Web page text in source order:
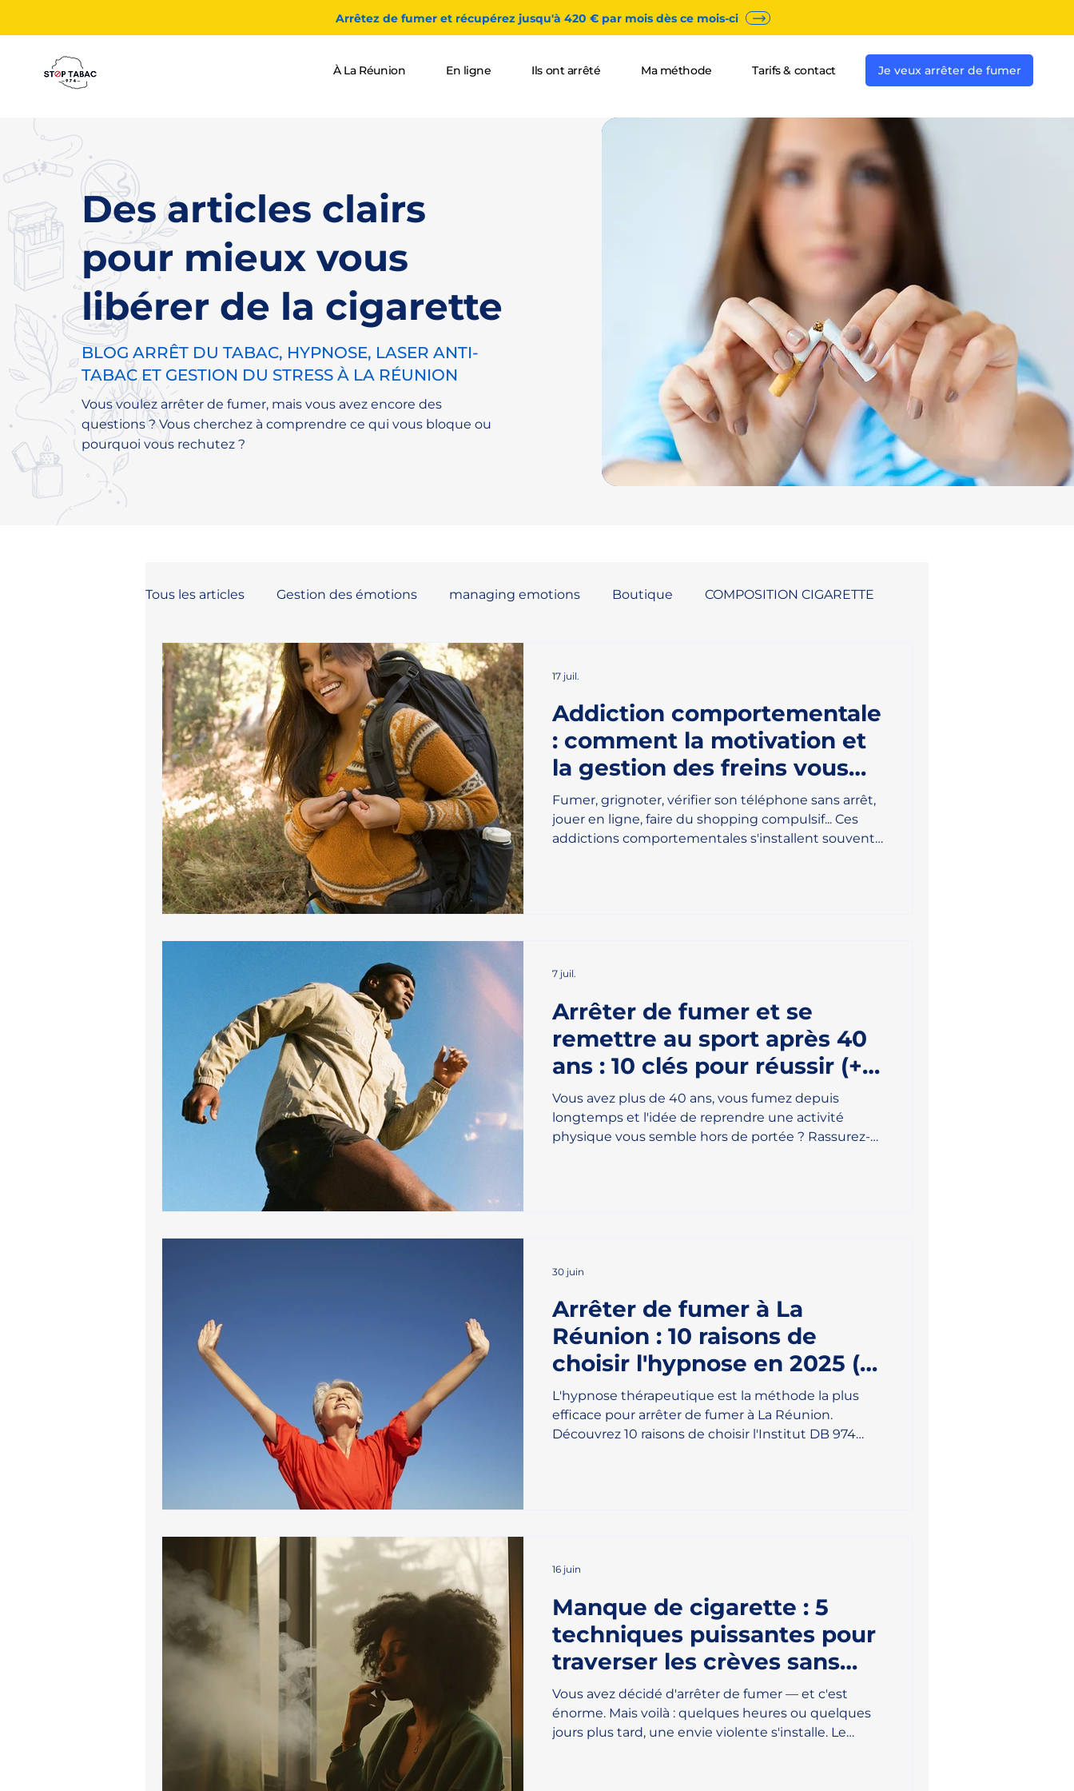
Arrêtez de fumer et récupérez jusqu'à 420 € par mois dès ce mois-ci
À La Réunion En ligne Ils ont arrêté Ma méthode Tarifs & contact Je veux arrêter de fumer
Des articles clairs
pour mieux vous
libérer de la cigarette
BLOG ARRÊT DU TABAC, HYPNOSE, LASER ANTI-
TABAC ET GESTION DU STRESS À LA RÉUNION
Vous voulez arrêter de fumer, mais vous avez encore des
questions ? Vous cherchez à comprendre ce qui vous bloque ou
pourquoi vous rechutez ?
Tous les articles Gestion des émotions managing emotions Boutique COMPOSITION CIGARETTE
Arrêt du tabac La Réunion
Addiction comportementale
: comment la motivation et
la gestion des freins vous
en libèrent durablement
Fumer, grignoter, vérifier son téléphone sans arrêt,
jouer en ligne, faire du shopping compulsif... Ces
addictions comportementales s'installent souvent
dépendance. 🧠 Comprendre l'addic
17 juil.
Arrêter de fumer et se
remettre au sport après 40
ans : 10 clés pour réussir (+
témoignages)
Vous avez plus de 40 ans, vous fumez depuis
longtemps et l'idée de reprendre une activité
physique vous semble hors de portée ? Rassurez-
après 40 ans : un tournant pour la s
7 juil.
Arrêter de fumer à La
Réunion : 10 raisons de
choisir l'hypnose en 2025 (+
témoignages)
L'hypnose thérapeutique est la méthode la plus
efficace pour arrêter de fumer à La Réunion.
Découvrez 10 raisons de choisir l'Institut DB 974
30 juin
Manque de cigarette : 5
techniques puissantes pour
traverser les crèves sans
rechuter
Vous avez décidé d'arrêter de fumer — et c'est
énorme. Mais voilà : quelques heures ou quelques
jours plus tard, une envie violente s'installe. Le
16 juin